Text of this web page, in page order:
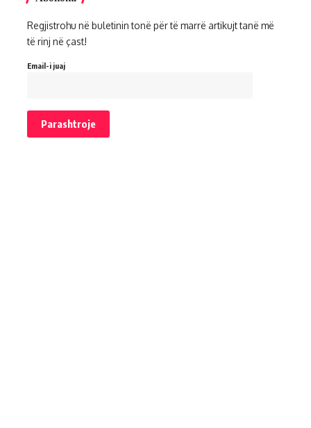
Regjistrohu në buletinin tonë për të marrë artikujt tanë më
të rinj në çast!
Email-i juaj